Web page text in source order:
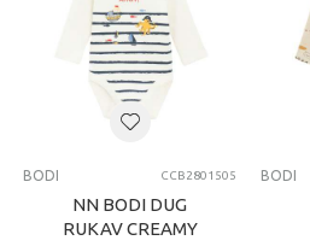
BODI CCB2801505
NN BODI DUG
RUKAV CREAMY
BODI